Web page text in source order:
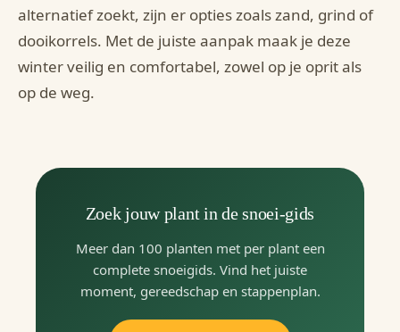
alternatief zoekt, zijn er opties zoals zand, grind of
dooikorrels. Met de juiste aanpak maak je deze
winter veilig en comfortabel, zowel op je oprit als
op de weg.
Zoek jouw plant in de snoei-gids
Meer dan 100 planten met per plant een
complete snoeigids. Vind het juiste
moment, gereedschap en stappenplan.